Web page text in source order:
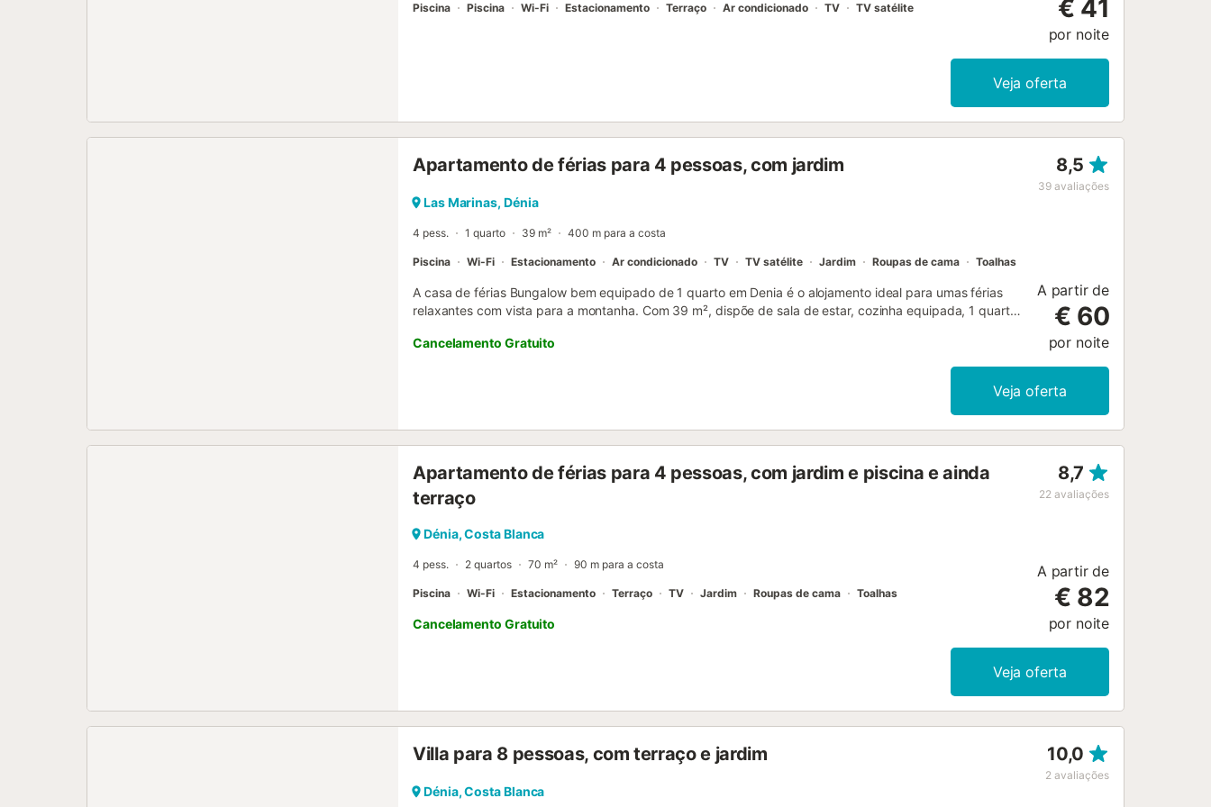
Piscina Piscina Wi-Fi Estacionamento Terraço Ar condicionado TV TV satélite € 41
por noite
Veja oferta
Apartamento de férias para 4 pessoas, com jardim 8,5
39 avaliações
Las Marinas, Dénia
4 pess. 1 quarto 39 m² 400 m para a costa
Piscina Wi-Fi Estacionamento Ar condicionado TV TV satélite Jardim Roupas de cama Toalhas
A casa de férias Bungalow bem equipado de 1 quarto em Denia é o alojamento ideal para umas férias
relaxantes com vista para a montanha. Com 39 m², dispõe de sala de estar, cozinha equipada, 1 quarto
videochamadas), ar condicionado, máquina de lavar roupa, televisão por satélite e 2 unidades de
aquecimento (quarto e sala). Aceitam-se crianças e está disponível um berço. O quarto tem 1 cama de
aberto. Têm ainda acesso a uma zona exterior partilhada com piscina, jardim e mobiliário de jardim. A
minutos (104 km). Há estacionamento gratuito na propriedade e na rua. Animais de estimação são
permitidos sob pedido. Toalhas e roupa de cama incluídas....
Cancelamento Gratuito
A partir de
€ 60
por noite
Veja oferta
Apartamento de férias para 4 pessoas, com jardim e piscina e ainda
terraço
8,7
22 avaliações
Dénia, Costa Blanca
4 pess. 2 quartos 70 m² 90 m para a costa
Piscina Wi-Fi Estacionamento Terraço TV Jardim Roupas de cama Toalhas
Cancelamento Gratuito
A partir de
€ 82
por noite
Veja oferta
Villa para 8 pessoas, com terraço e jardim 10,0
2 avaliações
Dénia, Costa Blanca